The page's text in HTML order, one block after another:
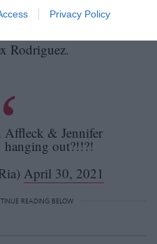
Privacy Policy
του
Jennifer
Rodriguez.
& Jennifer
out?!!?!
April 30, 2021
READING BELOW